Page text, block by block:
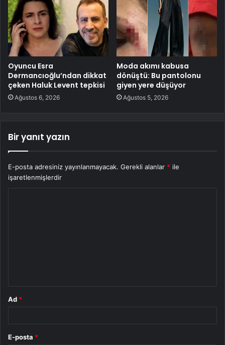
Oyuncu Esra
Dermancıoğlu’ndan dikkat
çeken Haluk Levent tepkisi
Ağustos 6, 2026
Moda akımı kabusa
dönüştü: Bu pantolonu
giyen yere düşüyor
Ağustos 5, 2026
Bir yanıt yazın
E-posta adresiniz yayınlanmayacak. Gerekli alanlar * ile
işaretlenmişlerdir
Ad *
E-posta *